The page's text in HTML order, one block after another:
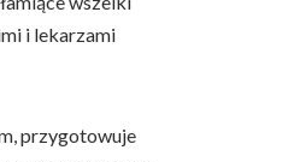
i lekarzami
przygotowuje